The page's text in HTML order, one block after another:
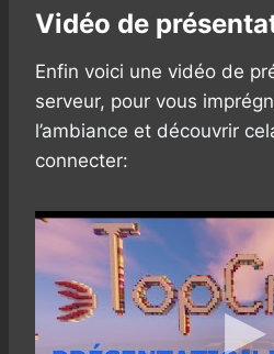
Vidéo de
Enfin voici une vidéo de
serveur, pour vous
l’ambiance et découvrir
connecter: